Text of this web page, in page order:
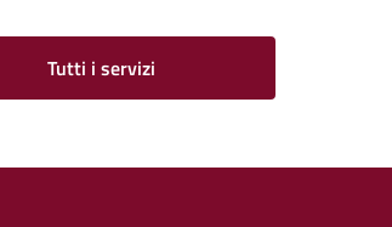
Tutti i servizi